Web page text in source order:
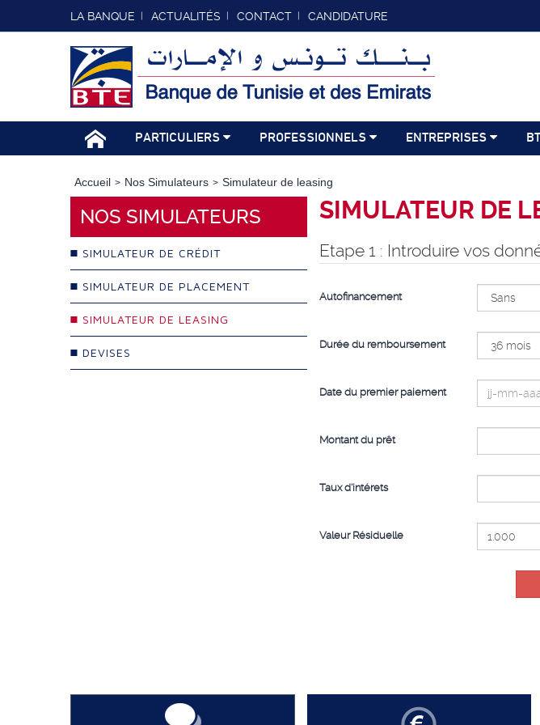
LA BANQUE ACTUALITÉS CONTACT CANDIDATURE
PARTICULIERS PROFESSIONNELS ENTREPRISES
Accueil Nos Simulateurs Simulateur de leasing
NOS SIMULATEURS
SIMULATEUR DE CRÉDIT
SIMULATEUR DE PLACEMENT
SIMULATEUR DE LEASING
DEVISES
SIMULATEUR DE
Etape 1 : Introduire vos
Autofinancement
Durée du remboursement
Date du premier paiement
Montant du prêt
Taux d'intérets
Valeur Résiduelle